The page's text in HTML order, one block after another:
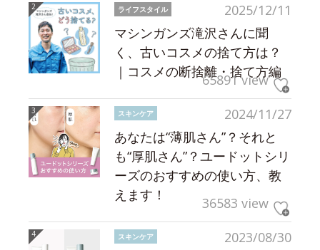
2025/12/11
ライフスタイル
マシンガンズ滝沢さんに聞
く、古いコスメの捨て方は？
｜コスメの断捨離・捨て方編
65891 view
2024/11/27
スキンケア
あなたは“薄肌さん”？それと
も“厚肌さん”？ユードットシリ
ーズのおすすめの使い方、教
えます！
36583 view
2023/08/30
スキンケア